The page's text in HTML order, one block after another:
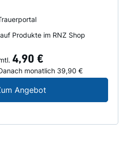
Produkte im RNZ Shop
4,90 €
monatlich 39,90 €
AngebotDigital-Angebot für